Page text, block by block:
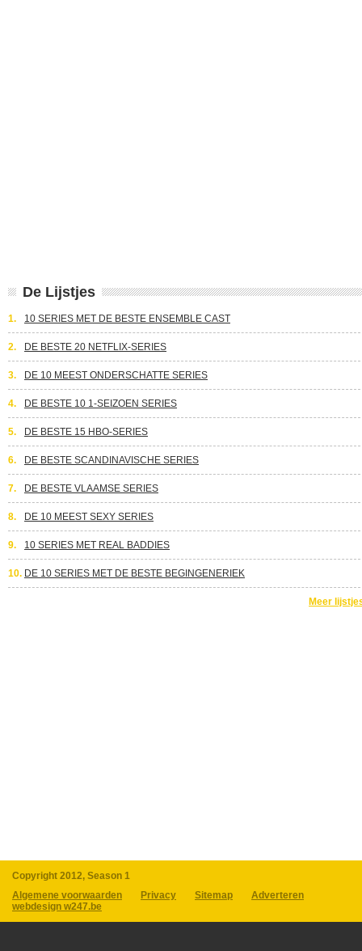
De Lijstjes
1. 10 SERIES MET DE BESTE ENSEMBLE CAST
2. DE BESTE 20 NETFLIX-SERIES
3. DE 10 MEEST ONDERSCHATTE SERIES
4. DE BESTE 10 1-SEIZOEN SERIES
5. DE BESTE 15 HBO-SERIES
6. DE BESTE SCANDINAVISCHE SERIES
7. DE BESTE VLAAMSE SERIES
8. DE 10 MEEST SEXY SERIES
9. 10 SERIES MET REAL BADDIES
10. DE 10 SERIES MET DE BESTE BEGINGENERIEK
Meer
Copyright 2012, Season 1
Algemene voorwaarden
Privacy Sitemap
Adverteren
webdesign w247.be